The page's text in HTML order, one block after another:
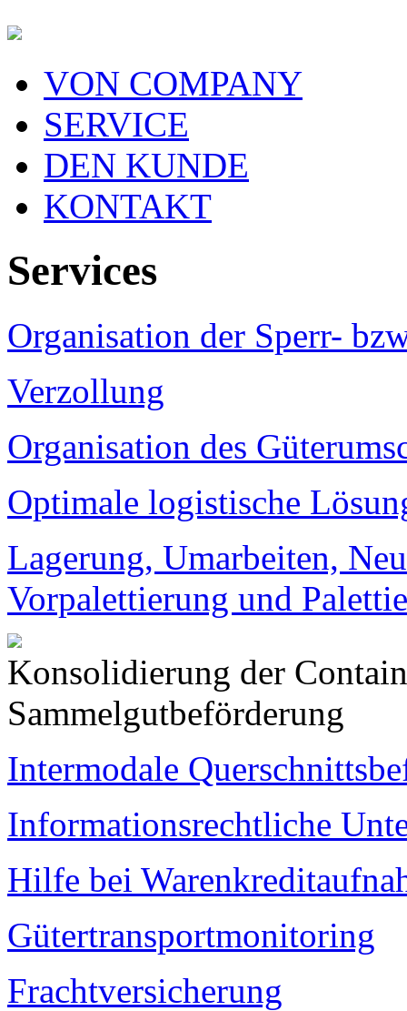
VON COMPANY
SERVICE
DEN KUNDE
KONTAKT
Services
Оrganisation der Sperr-
Verzollung
Organisation des
Optimalе logistische
Lagerung, Umarbeiten,
Vorpalettierung und
Konsolidierung der
Sammelgutbeförderung
Intermodale
Informationsrechtliche
Hilfe bei
Gütertransportmonitoring
Frachtversicherung